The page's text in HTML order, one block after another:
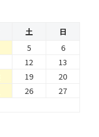
土
日
5
6
12
13
19
20
26
27